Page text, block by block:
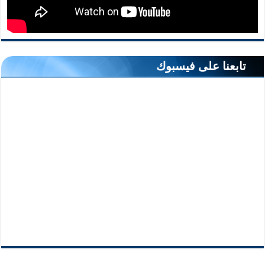
تابعنا على فيسبوك